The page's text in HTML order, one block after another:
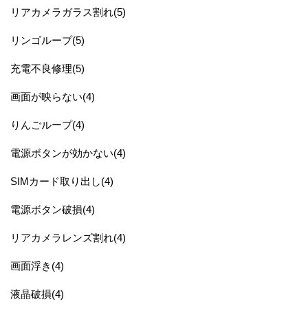
リアカメラガラス割れ(5)
リンゴループ(5)
充電不良修理(5)
画面が映らない(4)
りんごループ(4)
電源ボタンが効かない(4)
SIMカード取り出し(4)
電源ボタン破損(4)
リアカメラレンズ割れ(4)
画面浮き(4)
液晶破損(4)